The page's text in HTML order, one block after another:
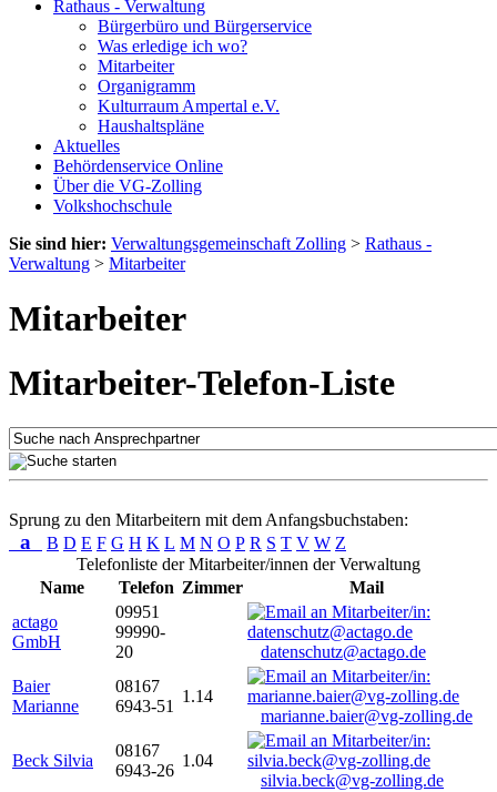
Rathaus - Verwaltung
Bürgerbüro und Bürgerservice
Was erledige ich wo?
Mitarbeiter
Organigramm
Kulturraum Ampertal e.V.
Haushaltspläne
Aktuelles
Behördenservice Online
Über die VG-Zolling
Volkshochschule
Sie sind hier: Verwaltungsgemeinschaft Zolling > Rathaus -
Verwaltung > Mitarbeiter
Mitarbeiter
Mitarbeiter-Telefon-Liste
Sprung zu den Mitarbeitern mit dem Anfangsbuchstaben:
a B D E F G H K L M N O P R S T V W Z
Telefonliste der Mitarbeiter/innen der Verwaltung
Name
Telefon Zimmer
Mail
actago
GmbH
09951
99990-
20
datenschutz@actago.de
Baier
Marianne
08167
6943-51
1.14
marianne.baier@vg-zolling.de
Beck Silvia
08167
6943-26
1.04
silvia.beck@vg-zolling.de